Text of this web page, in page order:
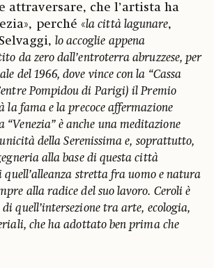
attraversare, che l’artista ha
perché «la città lagunare,
lo accoglie appena
da zero dall’entroterra abruzzese, per
del 1966, dove vince con la “Cassa
Pompidou di Parigi) il Premio
la fama e la precoce affermazione
“Venezia” è anche una meditazione
della Serenissima e, soprattutto,
alla base di questa città
quell’alleanza stretta fra uomo e natura
alla radice del suo lavoro. Ceroli è
quell’intersezione tra arte, ecologia,
che ha adottato ben prima che